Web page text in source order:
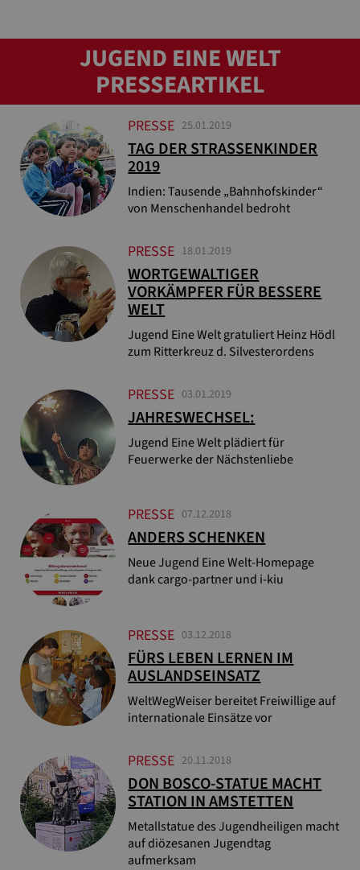
JUGEND EINE WELT
PRESSEARTIKEL
PRESSE 25.01.2019
TAG DER STRASSENKINDER 2
019
Indien: Tausende „Bahnhofskinder“
von Menschenhandel bedroht
PRESSE 18.01.2019
WORTGEWALTIGER
VORKÄMPFER FÜR BESSERE
WELT
Jugend Eine Welt gratuliert Heinz Hödl
zum Ritterkreuz d. Silvesterordens
PRESSE 03.01.2019
JAHRESWECHSEL:
Jugend Eine Welt plädiert für
Feuerwerke der Nächstenliebe
PRESSE 07.12.2018
ANDERS SCHENKEN
Neue Jugend Eine Welt-Homepage
dank cargo-partner und i-kiu
PRESSE 03.12.2018
FÜRS LEBEN LERNEN IM
AUSLANDSEINSATZ
WeltWegWeiser bereitet Freiwillige auf
internationale Einsätze vor
PRESSE 20.11.2018
DON BOSCO-STATUE MACHT
STATION IN AMSTETTEN
Metallstatue des Jugendheiligen macht
auf diözesanen Jugendtag
aufmerksam